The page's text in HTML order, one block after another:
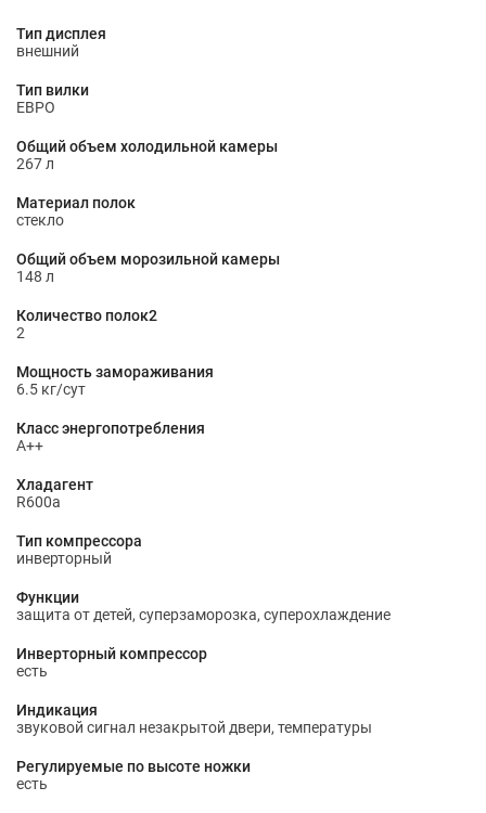
Тип дисплея
внешний
Тип вилки
ЕВРО
Общий объем холодильной камеры
267 л
Материал полок
стекло
Общий объем морозильной камеры
148 л
Количество полок2
2
Мощность замораживания
6.5 кг/сут
Класс энергопотребления
A++
Хладагент
R600a
Тип компрессора
инверторный
Функции
защита от детей, суперзаморозка, суперохлаждение
Инверторный компрессор
есть
Индикация
звуковой сигнал незакрытой двери, температуры
Регулируемые по высоте ножки
есть